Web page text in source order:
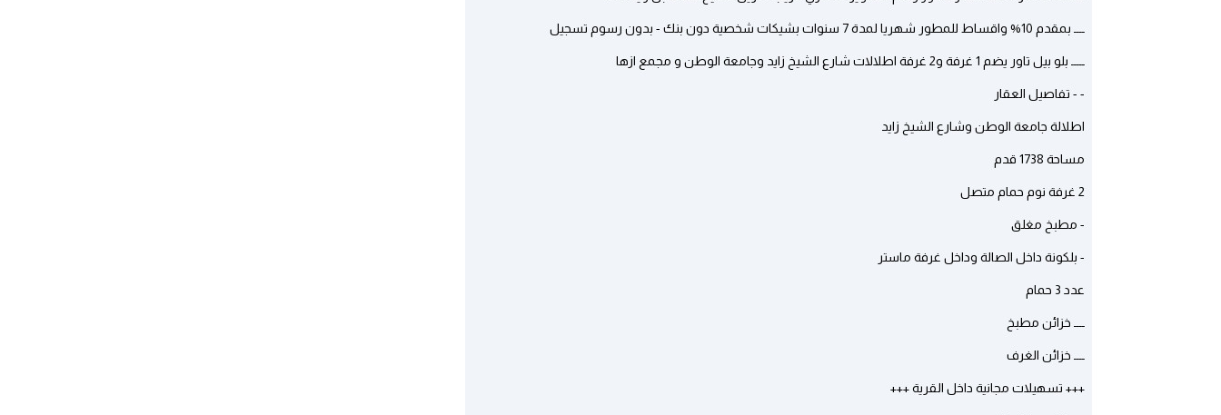
ــــ بمقدم 10% واقساط للمطور شهريا لمدة 7 سنوات بشيكات شخصية دون بنك - بدون رسوم تسجيل
ـــــ بلو بيل تاور يضم 1 غرفة و2 غرفة اطلالات شارع الشيخ زايد وجامعة الوطن و مجمع ازها
- - تفاصيل العقار
اطلالة جامعة الوطن وشارع الشيخ زايد
مساحة 1738 قدم
2 غرفة نوم حمام متصل
- مطبخ مغلق
- بلكونة داخل الصالة وداخل غرفة ماستر
عدد 3 حمام
ــــ خزائن مطبخ
ــــ خزائن الغرف
+++ تسهيلات مجانية داخل القرية +++